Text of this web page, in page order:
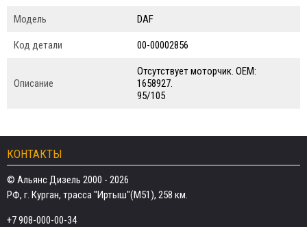
Модель DAF
Код детали 00-00002856
Описание
Отсутствует моторчик. ОЕМ:
1658927.
95/105
КОНТАКТЫ
© Альянс Дизель 2000 - 2026
РФ, г. Курган, трасса "Иртыш"(М51), 258 км.
+7 908-000-00-34